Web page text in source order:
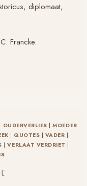
diplomaat,
Francke.
OUDERVERLIES |MOEDER
| QUOTES | VADER |
|VERLAAT VERDRIET |